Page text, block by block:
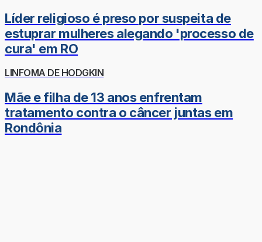
Líder religioso é preso por suspeita de
estuprar mulheres alegando 'processo de
cura' em RO
LINFOMA DE HODGKIN
Mãe e filha de 13 anos enfrentam
tratamento contra o câncer juntas em
Rondônia